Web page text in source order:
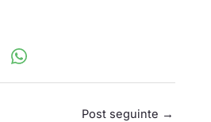
Post seguinte →